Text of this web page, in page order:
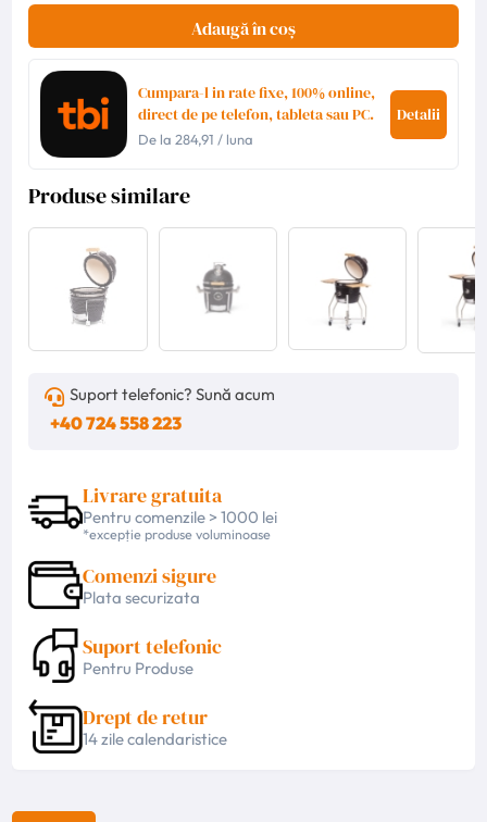
Adaugă în coș
Cumpara-l in rate fixe, 100% online,
direct de pe telefon, tableta sau PC.
De la284,91 / luna
Detalii
Produse similare
Suport telefonic? Sună acum
+40 724 558 223
Livrare gratuita
Pentru comenzile > 1000 lei
*excepție produse voluminoase
Comenzi sigure
Plata securizata
Suport telefonic
Pentru Produse
Drept de retur
14 zile calendaristice